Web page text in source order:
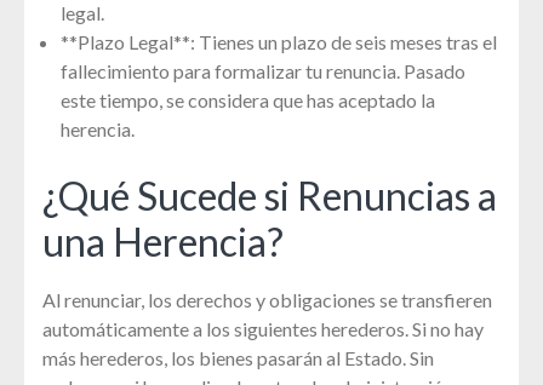
legal.
**Plazo Legal**: Tienes un plazo de seis meses tras el
fallecimiento para formalizar tu renuncia. Pasado
este tiempo, se considera que has aceptado la
herencia.
¿Qué Sucede si Renuncias a
una Herencia?
Al renunciar, los derechos y obligaciones se transfieren
automáticamente a los siguientes herederos. Si no hay
más herederos, los bienes pasarán al Estado. Sin